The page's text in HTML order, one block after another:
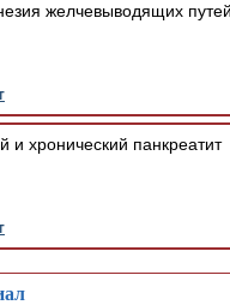
желчевыводящих путей
и хронический панкреатит